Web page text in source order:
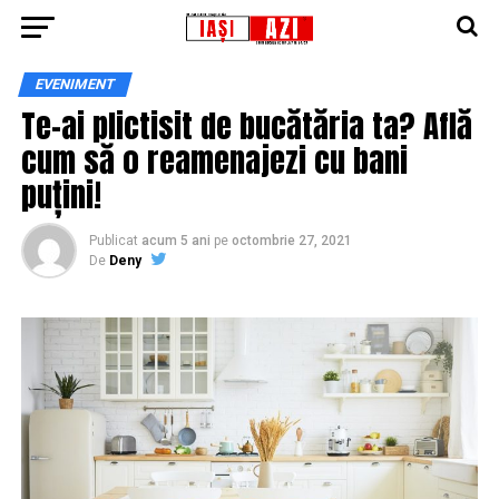
EVENIMENT
Te-ai plictisit de bucătăria ta? Află
cum să o reamenajezi cu bani
puțini!
Publicat acum 5 ani pe octombrie 27, 2021
De Deny